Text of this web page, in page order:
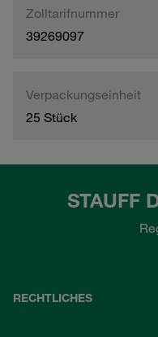
Zolltarifnummer
39269097
Verpackungseinheit
25 Stück
STAUFF
RECHTLICHES